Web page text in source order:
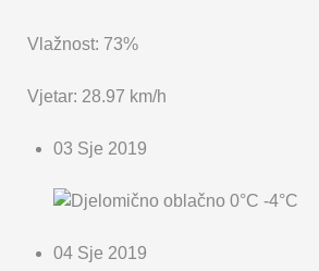
Vlažnost: 73%
Vjetar: 28.97 km/h
03 Sje 2019
0°C -4°C
04 Sje 2019